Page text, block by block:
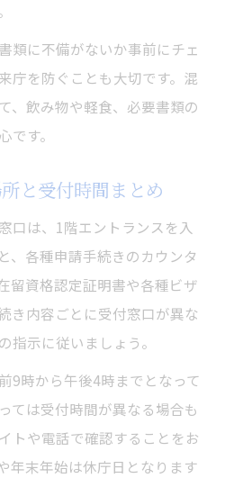
類に不備がないか事前にチェ
庁を防ぐことも大切です。混
、飲み物や軽食、必要書類の
です。
と受付時間まとめ
口は、1階エントランスを入
、各種申請手続きのカウンタ
留資格認定証明書や各種ビザ
き内容ごとに受付窓口が異な
指示に従いましょう。
9時から午後4時までとなって
ては受付時間が異なる場合も
トや電話で確認することをお
年末年始は休庁日となります